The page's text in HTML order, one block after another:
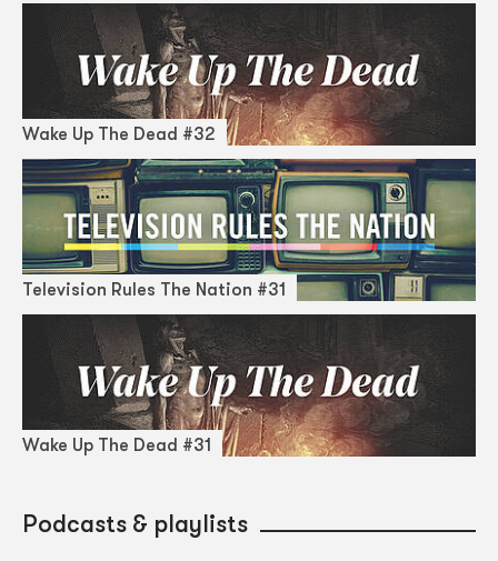
Wake Up The Dead #32
Television Rules The Nation #31
Wake Up The Dead #31
Podcasts & playlists